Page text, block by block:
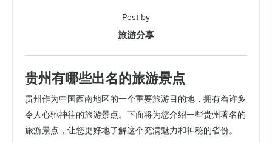
Post by
旅游分享
贵州有哪些出名的旅游景点
贵州作为中国西南地区的一个重要旅游目的地，拥有着许多
令人心驰神往的旅游景点。下面将为您介绍一些贵州著名的
旅游景点，让您更好地了解这个充满魅力和神秘的省份。